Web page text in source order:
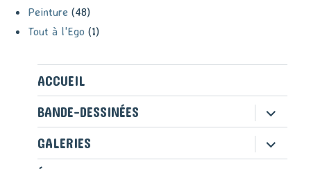
Peinture (48)
Tout à l'Ego (1)
ACCUEIL
BANDE-DESSINÉES
ouvrir
le
sous-
menu
GALERIES ouvrir
le